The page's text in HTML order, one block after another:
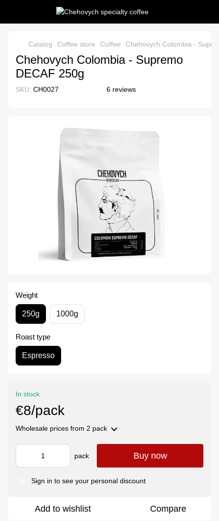
Catalog Coffee store Coffee Chehovych Colombia -
Chehovych Colombia - Supremo
DECAF 250g
SKU: CH0027 6 reviews
Weight
250g 1000g
Roast type
Espresso
In stock
€8/pack
Wholesale prices from 2 pack
pack Buy now
Sign in to see your personal discount
Add to wishlist Compare